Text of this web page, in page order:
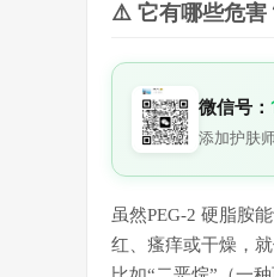
⚠️ 它有哪些危害
微信号：
添加护肤
虽然PEG-2 硬脂胺
红、瘙痒或干燥，